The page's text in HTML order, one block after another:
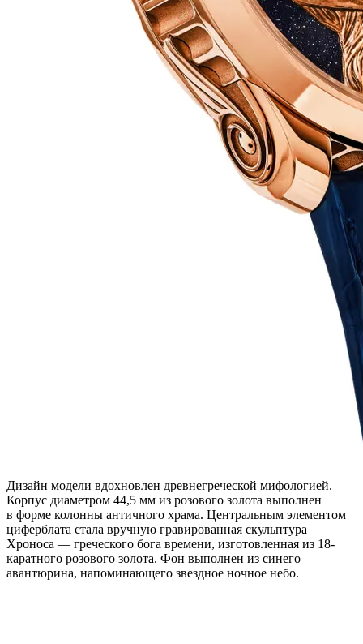
Дизайн модели вдохновлен древнегреческой мифологией.
Корпус диаметром 44,5 мм из розового золота выполнен
в форме колонны античного храма. Центральным элементом
циферблата стала вручную гравированная скульптура
Хроноса — греческого бога времени, изготовленная из 18-
каратного розового золота. Фон выполнен из синего
авантюрина, напоминающего звездное ночное небо.